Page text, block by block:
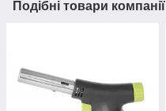
Подібні товари компанії